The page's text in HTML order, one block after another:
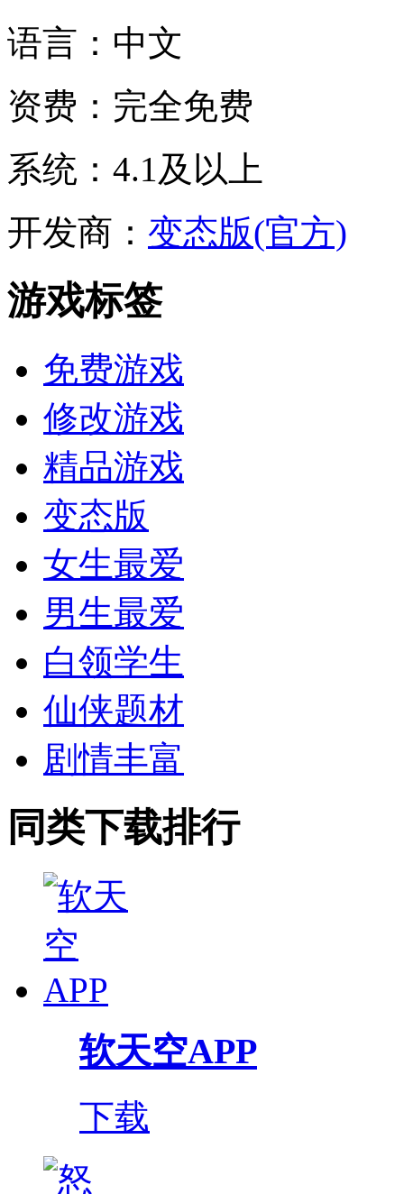
语言： 中文
资费： 完全免费
系统： 4.1及以上
开发商： 变态版(官方)
游戏标签
免费游戏
修改游戏
精品游戏
变态版
女生最爱
男生最爱
白领学生
仙侠题材
剧情丰富
同类下载排行
软天空APP
下载